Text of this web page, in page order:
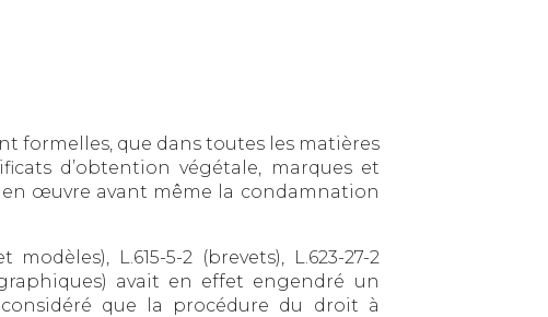
formelles, que dans toutes les matières
d’obtention végétale, marques et
œuvre avant même la condamnation
L.615-5-2 (brevets), L.623-27-2
avait en effet engendré un
que la procédure du droit à